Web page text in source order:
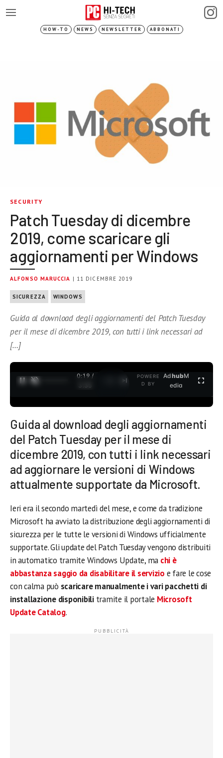
HOW-TO NEWS NEWSLETTER ABBONATI
SECURITY
Patch Tuesday di dicembre
2019, come scaricare gli
aggiornamenti per Windows
ALFONSO MARUCCIA | 11 DICEMBRE 2019
SICUREZZA WINDOWS
Guida al download degli aggiornamenti del Patch Tuesday
per il mese di dicembre 2019, con tutti i link necessari ad
[…]
0:19 /
3:35
POWERE
D BY
AdhubM
edia
Guida al download degli aggiornamenti
del Patch Tuesday per il mese di
dicembre 2019, con tutti i link necessari
ad aggiornare le versioni di Windows
attualmente supportate da Microsoft.
Ieri era il secondo martedì del mese, e come da tradizione
Microsoft ha avviato la distribuzione degli aggiornamenti di
sicurezza per le tutte le versioni di Windows ufficialmente
supportate. Gli update del Patch Tuesday vengono distribuiti
in automatico tramite Windows Update, ma chi è
abbastanza saggio da disabilitare il servizio e fare le cose
con calma può scaricare manualmente i vari pacchetti di
installazione disponibilitramite il portale Microsoft
Update Catalog.